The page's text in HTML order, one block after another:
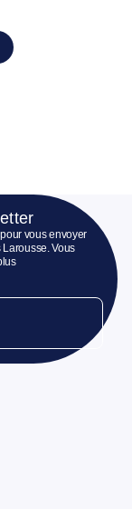
vous envoyer
Vous